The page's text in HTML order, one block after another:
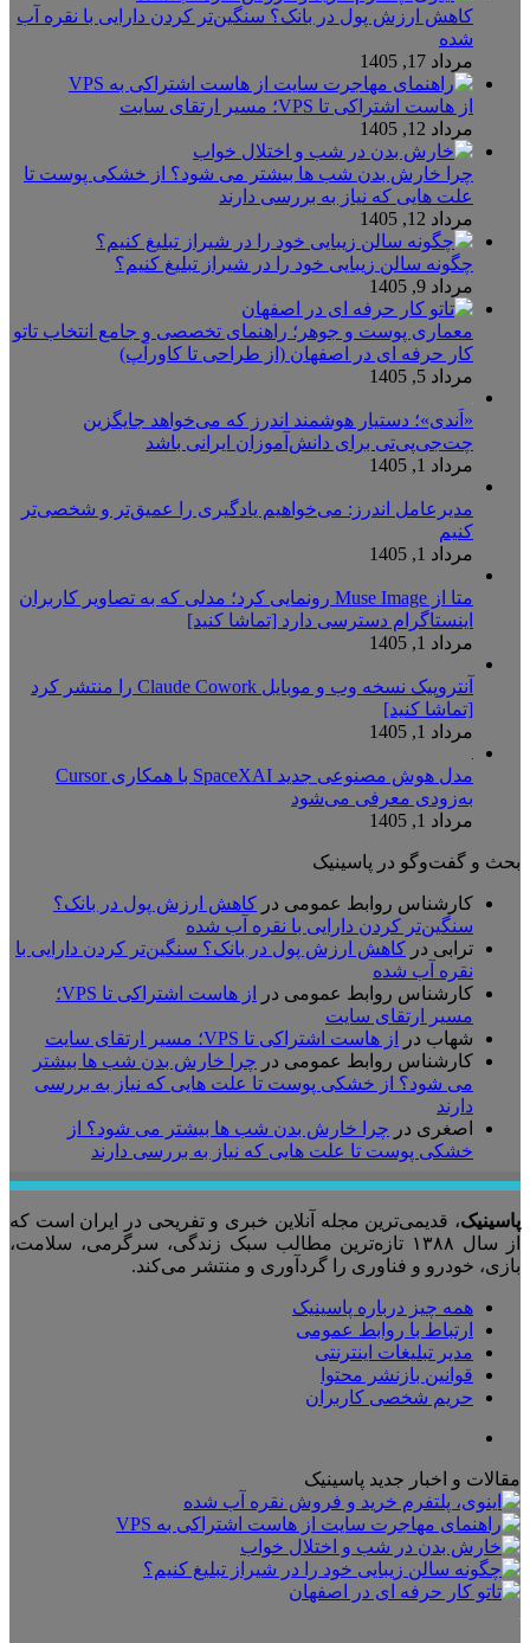
کاهش ارزش پول در بانک؟ سنگین‌تر کردن دارایی با نقره آب
شده
مرداد 17, 1405
از هاست اشتراکی تا VPS؛ مسیر ارتقای سایت
مرداد 12, 1405
چرا خارش بدن شب ها بیشتر می شود؟ از خشکی پوست تا
علت هایی که نیاز به بررسی دارند
مرداد 12, 1405
چگونه سالن زیبایی خود را در شیراز تبلیغ کنیم؟
مرداد 9, 1405
معماری پوست و جوهر؛ راهنمای تخصصی و جامع انتخاب تاتو
کار حرفه ای در اصفهان (از طراحی تا کاورآپ)
مرداد 5, 1405
«اَندی»؛ دستیار هوشمند اندرز که می‌خواهد جایگزین
چت‌جی‌پی‌تی برای دانش‌آموزان ایرانی باشد
مرداد 1, 1405
مدیرعامل اندرز: می‌خواهیم یادگیری را عمیق‌تر و شخصی‌تر
کنیم
مرداد 1, 1405
متا از Muse Image رونمایی کرد؛ مدلی که به تصاویر کاربران
اینستاگرام دسترسی دارد [تماشا کنید]
مرداد 1, 1405
آنتروپیک نسخه وب و موبایل Claude Cowork را منتشر کرد
[تماشا کنید]
مرداد 1, 1405
مدل هوش مصنوعی جدید SpaceXAI با همکاری Cursor
به‌زودی معرفی می‌شود
مرداد 1, 1405
بحث و گفت‌وگو در پاسینیک
کارشناس روابط عمومی در کاهش ارزش پول در بانک؟
سنگین‌تر کردن دارایی با نقره آب شده
ترابی در کاهش ارزش پول در بانک؟ سنگین‌تر کردن دارایی با
نقره آب شده
کارشناس روابط عمومی در
از هاست اشتراکی تا VPS؛
مسیر ارتقای سایت
شهاب در
از هاست اشتراکی تا VPS؛ مسیر ارتقای سایت
کارشناس روابط عمومی در چرا خارش بدن شب ها بیشتر
می شود؟ از خشکی پوست تا علت هایی که نیاز به بررسی
دارند
اصغری در چرا خارش بدن شب ها بیشتر می شود؟ از
خشکی پوست تا علت هایی که نیاز به بررسی دارند
پاسینیک، قدیمی‌ترین مجله آنلاین خبری و تفریحی در ایران است که
از سال ۱۳۸۸ تازه‌ترین مطالب سبک زندگی، سرگرمی، سلامت،
بازی، خودرو و فناوری را گردآوری و منتشر می‌کند.
همه چیز درباره پاسینیک
ارتباط با روابط عمومی
مدیر تبلیغات اینترنتی
قوانین بازنشر محتوا
حریم شخصی کاربران
مقالات و اخبار جدید پاسینیک